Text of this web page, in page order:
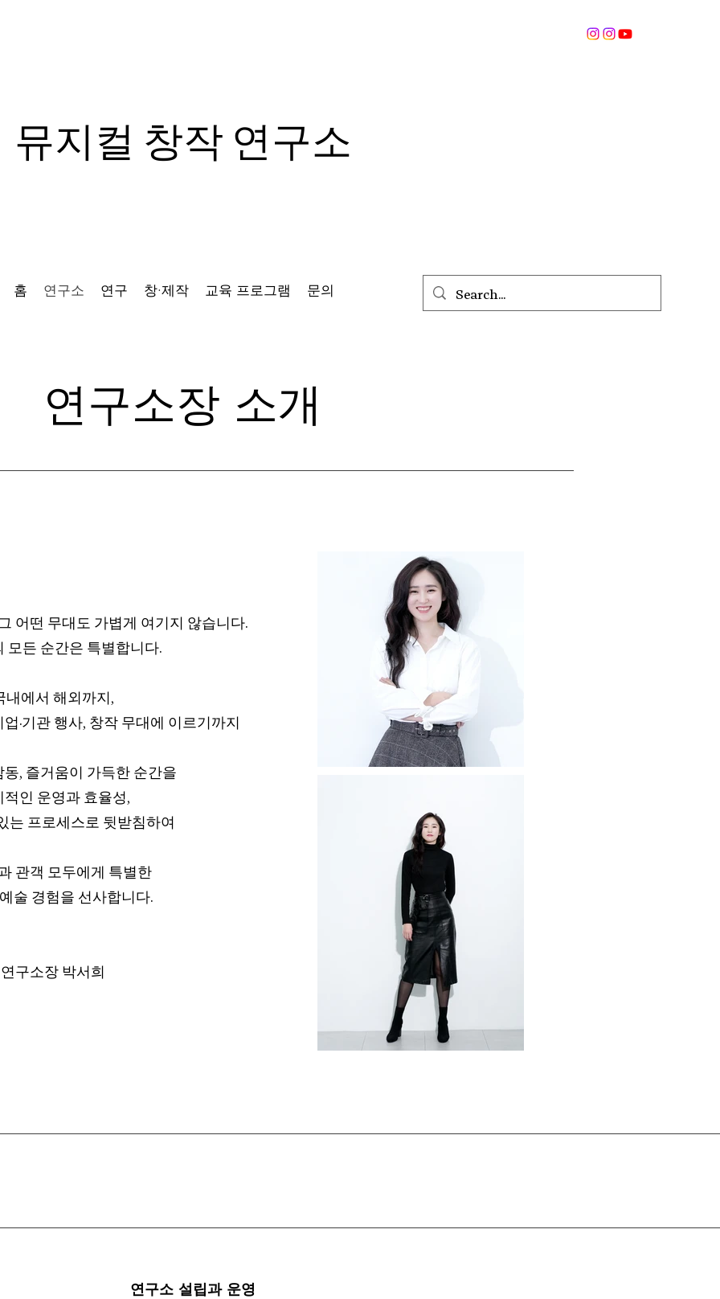
뮤지컬 창작 연구소
홈 연구소 연구 창·제작 교육 프로그램 문의
연구소장 소개
어떤 무대도 가볍게 여기지 않습니다.
모든 순간은 특별합니다.
내에서 해외까지,
·기관 행사, 창작 무대에 이르기까지
, 즐거움이 가득한 순간을
적인 운영과 효율성,
는 프로세스로 뒷받침하여
관객 모두에게 특별한
술 경험을 선사합니다.​​​​​​​
연구소장 ​박서희
​연구소 설립과 운영